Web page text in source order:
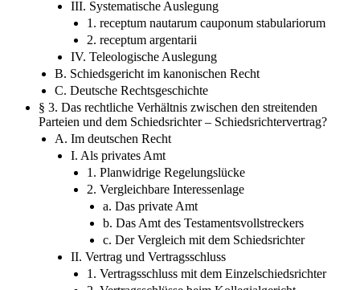
1. receptum nautarum cauponum stabulariorum
2. receptum argentarii
IV. Teleologische Auslegung
B. Schiedsgericht im kanonischen Recht
C. Deutsche Rechtsgeschichte
§ 3. Das rechtliche Verhältnis zwischen den streitenden
Parteien und dem Schiedsrichter – Schiedsrichtervertrag?
A. Im deutschen Recht
I. Als privates Amt
1. Planwidrige Regelungslücke
2. Vergleichbare Interessenlage
a. Das private Amt
b. Das Amt des Testamentsvollstreckers
c. Der Vergleich mit dem Schiedsrichter
II. Vertrag und Vertragsschluss
1. Vertragsschluss mit dem Einzelschiedsrichter
2. Vertragsschlüsse beim Kollegialgericht